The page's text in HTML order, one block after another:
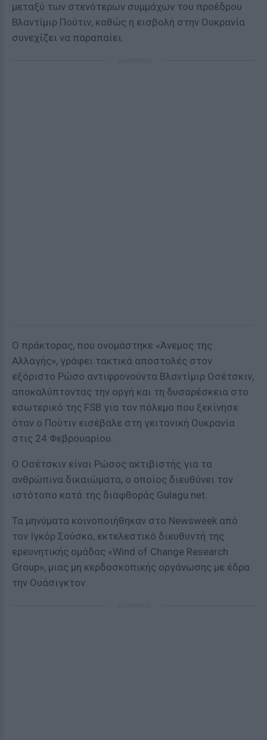
μεταξύ των στενότερων συμμάχων του προέδρου
Βλαντίμιρ Πούτιν, καθώς η εισβολή στην Ουκρανία
συνεχίζει να παραπαίει.
Ο πράκτορας, που ονομάστηκε «Άνεμος της
Αλλαγής», γράφει τακτικά αποστολές στον
εξόριστο Ρώσο αντιφρονούντα Βλαντίμιρ Οσέτσκιν,
αποκαλύπτοντας την οργή και τη δυσαρέσκεια στο
εσωτερικό της FSB για τον πόλεμο που ξεκίνησε
όταν ο Πούτιν εισέβαλε στη γειτονική Ουκρανία
στις 24 Φεβρουαρίου.
Ο Οσέτσκιν είναι Ρώσος ακτιβιστής για τα
ανθρώπινα δικαιώματα, ο οποίος διευθύνει τον
ιστότοπο κατά της διαφθοράς Gulagu.net.
Τα μηνύματα κοινοποιήθηκαν στο Newsweek από
τον Ιγκόρ Σούσκο, εκτελεστικό διευθυντή της
ερευνητικής ομάδας «Wind of Change Research
Group», μιας μη κερδοσκοπικής οργάνωσης με έδρα
την Ουάσιγκτον.